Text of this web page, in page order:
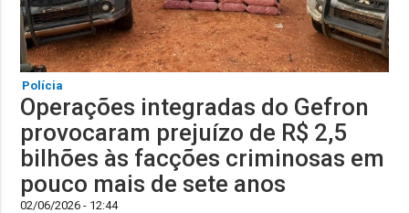
Polícia
Operações integradas do Gefron
provocaram prejuízo de R$ 2,5
bilhões às facções criminosas em
pouco mais de sete anos
02/06/2026 - 12:44